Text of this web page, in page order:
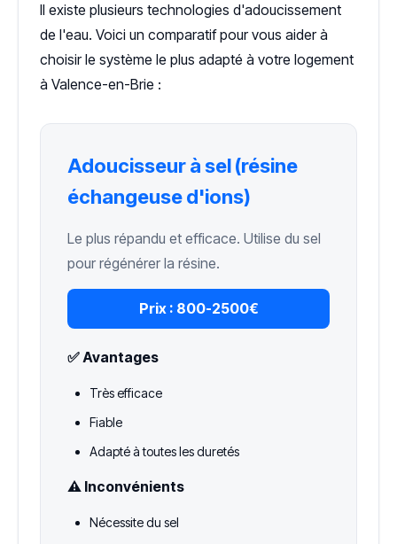
Il existe plusieurs technologies d'adoucissement
de l'eau. Voici un comparatif pour vous aider à
choisir le système le plus adapté à votre logement
à Valence-en-Brie :
Adoucisseur à sel (résine
échangeuse d'ions)
Le plus répandu et efficace. Utilise du sel
pour régénérer la résine.
Prix : 800-2500€
✅ Avantages
Très efficace
Fiable
Adapté à toutes les duretés
⚠️ Inconvénients
Nécessite du sel